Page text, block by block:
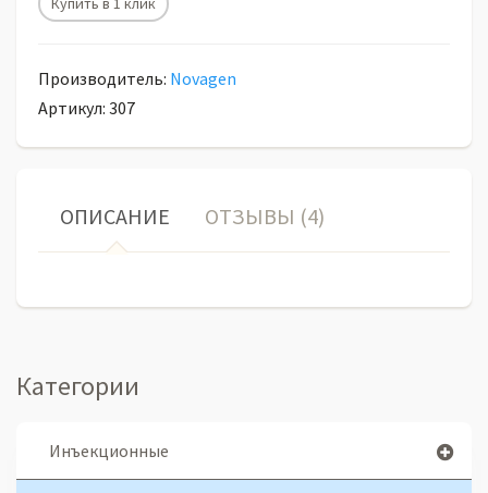
Производитель: Novagen
Артикул: 307
ОПИСАНИЕ ОТЗЫВЫ (4)
Категории
Инъекционные